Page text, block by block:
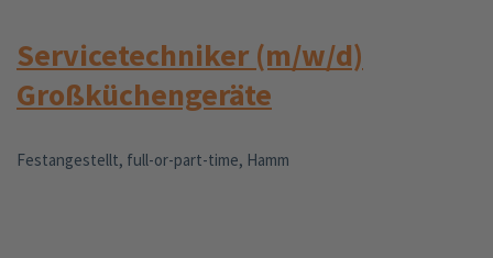
Servicetechniker (m/w/d)
Großküchengeräte
Festangestellt, full-or-part-time, Hamm